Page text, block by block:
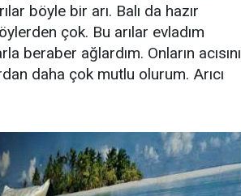
böyle bir arı. Balı da hazır
çok. Bu arılar evladım
beraber ağlardım. Onların acısını
daha çok mutlu olurum. Arıcı